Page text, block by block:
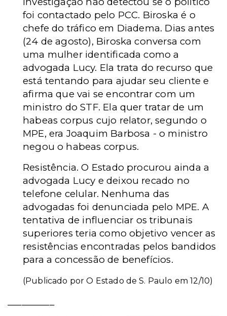
foi contactado pelo PCC. Biroska é o
chefe do tráfico em Diadema. Dias antes
(24 de agosto), Biroska conversa com
uma mulher identificada como a
advogada Lucy. Ela trata do recurso que
está tentando para ajudar seu cliente e
afirma que vai se encontrar com um
ministro do STF. Ela quer tratar de um
habeas corpus cujo relator, segundo o
MPE, era Joaquim Barbosa - o ministro
negou o habeas corpus.
Resistência. O Estado procurou ainda a
advogada Lucy e deixou recado no
telefone celular. Nenhuma das
advogadas foi denunciada pelo MPE. A
tentativa de influenciar os tribunais
superiores teria como objetivo vencer as
resistências encontradas pelos bandidos
para a concessão de benefícios.
(Publicado por O Estado de S. Paulo em 12/10)